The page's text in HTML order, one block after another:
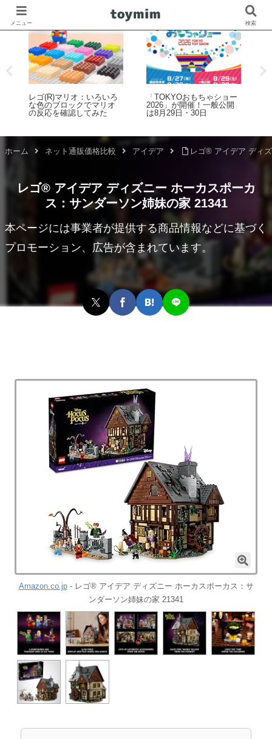
レゴ(R)マリオ：いろいろ
な色のブロックでマリオ
の反応を確認してみた
「TOKYOおもちゃショー
2026」が開催！一般公開
は8月29日・30日
8
ホーム ネット通販価格比較 アイデア レゴ® アイデア ディ
レゴ® アイデア ディズニー ホーカスポーカ
ス：サンダーソン姉妹の家 21341
本ページには事業者が提供する商品情報などに基づく
プロモーション、広告が含まれています。
Amazon.co.jp- レゴ® アイデア ディズニー ホーカスポーカス：サ
ンダーソン姉妹の家 21341
メニュー 検索